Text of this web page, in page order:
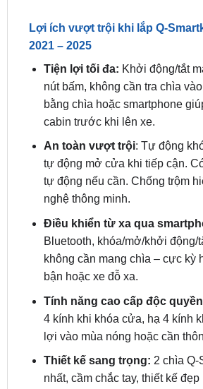
Lợi ích vượt trội khi lắp Q-
2021 – 2025
Tiện lợi tối đa: Khởi động/tắt
nút bấm, không cần tra chìa
bằng chìa hoặc smartphone
cabin trước khi lên xe.
An toàn vượt trội: Tự động
tự động mở cửa khi tiếp cận.
tự động nếu cần. Chống trộm
nghệ thông minh.
Điều khiển từ xa qua
Bluetooth, khóa/mở/khởi động/
không cần mang chìa – cực kỳ
bận hoặc xe đỗ xa.
Tính năng cao cấp độc
4 kính khi khóa cửa, hạ 4 kính
lợi vào mùa nóng hoặc cần
Thiết kế sang trọng: 2 chìa Q-
nhất, cầm chắc tay, thiết kế